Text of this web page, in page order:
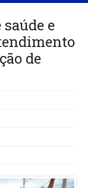
e
de